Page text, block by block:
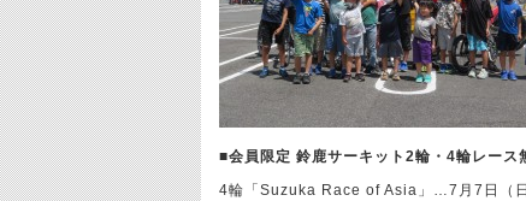
■会員限定 鈴鹿サーキット2輪・4輪レース
4輪「Suzuka Race of Asia」…7月7日（日